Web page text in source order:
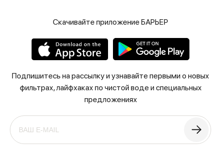
Скачивайте приложение БАРЬЕР
Подпишитесь на рассылку и узнавайте первыми о новых
фильтрах, лайфхаках по чистой воде и специальных
предложениях